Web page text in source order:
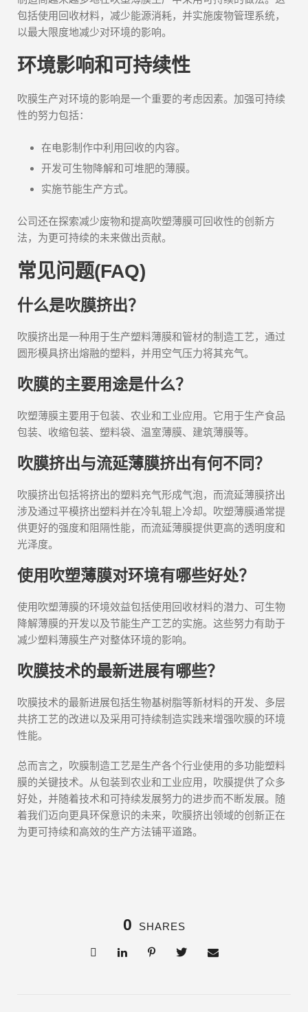
包括使用回收材料，减少能源消耗，并实施废物管理系统，
以最大限度地减少对环境的影响。
环境影响和可持续性
吹膜生产对环境的影响是一个重要的考虑因素。加强可持续
性的努力包括：
在电影制作中利用回收的内容。
开发可生物降解和可堆肥的薄膜。
实施节能生产方式。
公司还在探索减少废物和提高吹塑薄膜可回收性的创新方
法，为更可持续的未来做出贡献。
常见问题(FAQ)
什么是吹膜挤出？
吹膜挤出是一种用于生产塑料薄膜和管材的制造工艺，通过
圆形模具挤出熔融的塑料，并用空气压力将其充气。
吹膜的主要用途是什么？
吹塑薄膜主要用于包装、农业和工业应用。它用于生产食品
包装、收缩包装、塑料袋、温室薄膜、建筑薄膜等。
吹膜挤出与流延薄膜挤出有何不同？
吹膜挤出包括将挤出的塑料充气形成气泡，而流延薄膜挤出
涉及通过平模挤出塑料并在冷轧辊上冷却。吹塑薄膜通常提
供更好的强度和阻隔性能，而流延薄膜提供更高的透明度和
光泽度。
使用吹塑薄膜对环境有哪些好处？
使用吹塑薄膜的环境效益包括使用回收材料的潜力、可生物
降解薄膜的开发以及节能生产工艺的实施。这些努力有助于
减少塑料薄膜生产对整体环境的影响。
吹膜技术的最新进展有哪些？
吹膜技术的最新进展包括生物基树脂等新材料的开发、多层
共挤工艺的改进以及采用可持续制造实践来增强吹膜的环境
性能。
总而言之，吹膜制造工艺是生产各个行业使用的多功能塑料
膜的关键技术。从包装到农业和工业应用，吹膜提供了众多
好处，并随着技术和可持续发展努力的进步而不断发展。随
着我们迈向更具环保意识的未来，吹膜挤出领域的创新正在
为更可持续和高效的生产方法铺平道路。
0 SHARES